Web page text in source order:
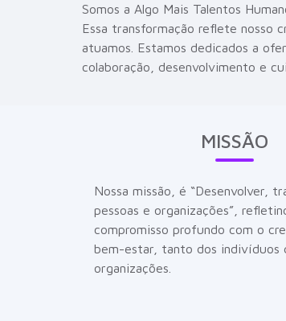
Somos a Algo Mais Talentos
Essa transformação reflete nosso
atuamos. Estamos dedicados a
colaboração, desenvolvimento e
MISSÃO
Nossa missão, é “Desenvolver,
pessoas e organizações”,
compromisso profundo com o
bem-estar, tanto dos indivíduos
organizações.